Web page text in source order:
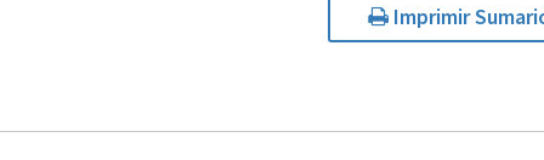
Imprimir